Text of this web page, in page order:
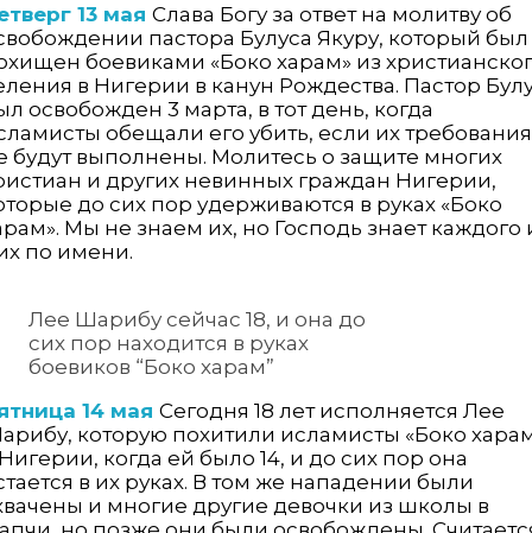
13 мая Слава Богу за ответ на молитву об
пастора Булуса Якуру, который был
боевиками «Боко харам» из
в Нигерии в канун Рождества. Пастор
освобожден 3 марта, в тот день, когда
обещали его убить, если их требования
будут выполнены. Молитесь о защите многих
и других невинных граждан Нигерии,
до сих пор удерживаются в руках «Боко
Мы не знаем их, но Господь знает каждого
по имени.
Лее Шарибу сейчас 18, и она до
сих пор находится в руках
боевиков “Боко харам”
14 мая Сегодня 18 лет исполняется Лее
которую похитили исламисты «Боко
когда ей было 14, и до сих пор она
в их руках. В том же нападении были
и многие другие девочки из школы в